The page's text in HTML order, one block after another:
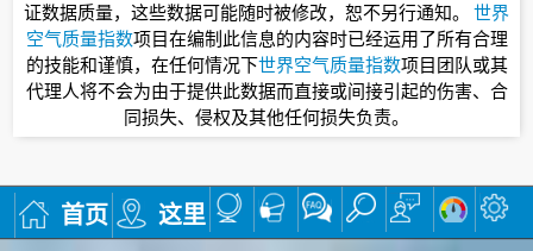
证数据质量，这些数据可能随时被修改，恕不另行通知。 世界
空气质量指数项目在编制此信息的内容时已经运用了所有合理
的技能和谨慎，在任何情况下世界空气质量指数项目团队或其
代理人将不会为由于提供此数据而直接或间接引起的伤害、合
同损失、侵权及其他任何损失负责。
首页 这里